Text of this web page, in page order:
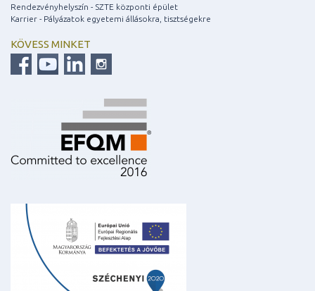
Rendezvényhelyszín - SZTE központi épület
Karrier - Pályázatok egyetemi állásokra, tisztségekre
KÖVESS MINKET